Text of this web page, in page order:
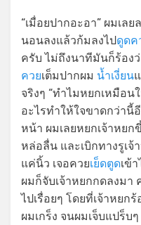
“เมื่อยปากอะอา” ผมเล
นอนลงแล้วก้มลงไปดูดค
ครับ ไม่ถึงนาทีมันก็ร้อง
ควยเต็มปากผม น้ำเงี่ยน
จริงๆ “ทำไมหยกเหมือน
อะไรทำให้ใจขาดกว่านี้
หน้า ผมเลยหยกเจ้าหย
หล่อลื่น และเบิกทางรูเจ้
แค่นิ้ว เจอควยเย็ดตูดเข้
ผมก็จับเจ้าหยกกดลงมา
ไปเรื่อยๆ โดยที่เจ้าหยก
ผมเกร็ง จนผมเจ็บแปร็